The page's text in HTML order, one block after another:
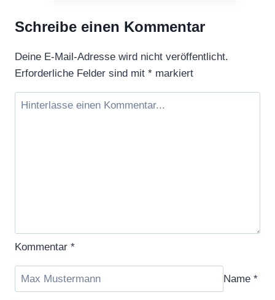
Schreibe einen Kommentar
Deine E-Mail-Adresse wird nicht veröffentlicht.
Erforderliche Felder sind mit * markiert
Kommentar *
Name *